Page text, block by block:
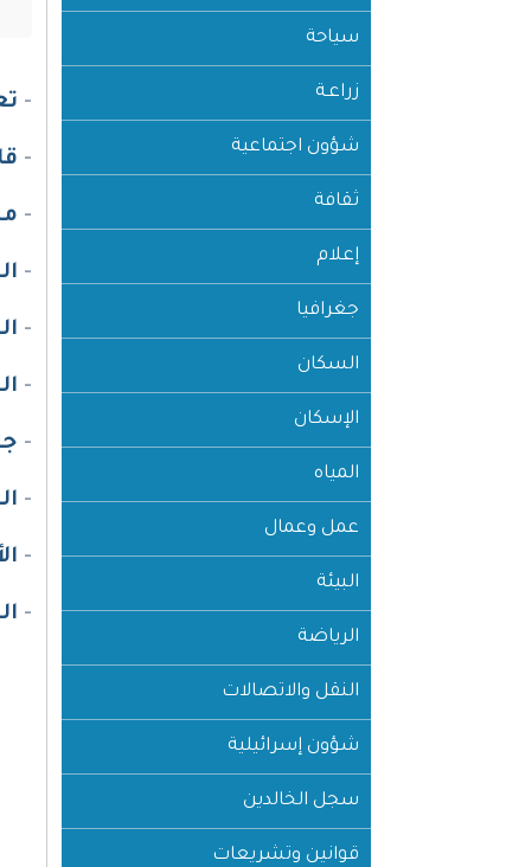
سياحة
زراعـة
شؤون اجتماعية
ثقافة
إعلام
جغرافيا
السكان
الإسكان
المياه
عمل وعمال
البيئة
الرياضة
النقل والاتصالات
شؤون إسرائيلية
سجل الخالدين
قوانين وتشريعات
-
-
-
-
-
-
-
-
-
-